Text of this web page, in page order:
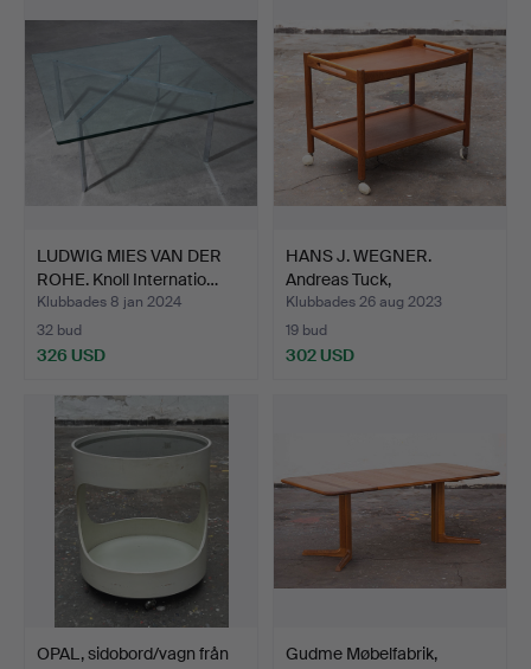
LUDWIG MIES VAN DER
ROHE. Knoll Internatio…
Klubbades 8 jan 2024
32 bud
326 USD
HANS J. WEGNER.
Andreas Tuck,
serveringsva…
Klubbades 26 aug 2023
19 bud
302 USD
OPAL, sidobord/vagn från
Gudme Møbelfabrik,